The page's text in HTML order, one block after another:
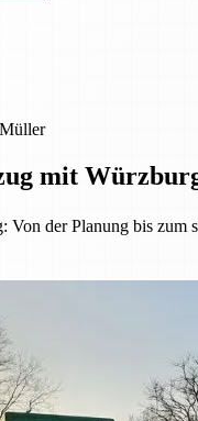
mit
der Planung bis zum